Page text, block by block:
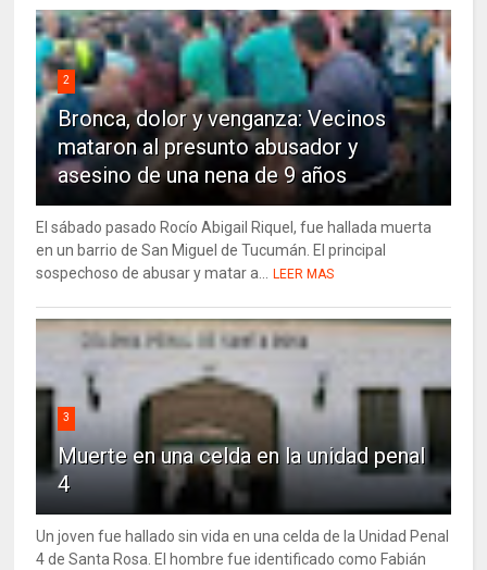
2
Bronca, dolor y venganza: Vecinos
mataron al presunto abusador y
asesino de una nena de 9 años
El sábado pasado Rocío Abigail Riquel, fue hallada muerta
en un barrio de San Miguel de Tucumán. El principal
sospechoso de abusar y matar a... LEER MAS
3
Muerte en una celda en la unidad penal
4
Un joven fue hallado sin vida en una celda de la Unidad Penal
4 de Santa Rosa. El hombre fue identificado como Fabián